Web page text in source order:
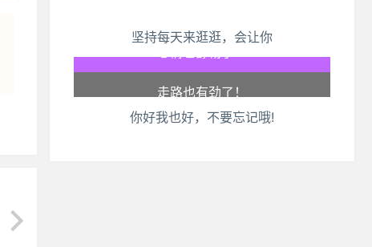
坚持每天来逛逛，会让你
生活也美好了！
心情也舒畅了！
走路也有劲了！
你好我也好，不要忘记哦!